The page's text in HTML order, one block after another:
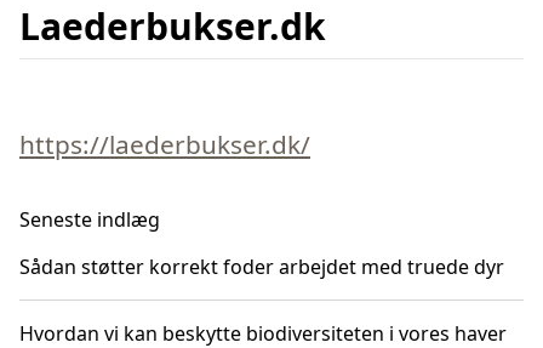
Laederbukser.dk
https://laederbukser.dk/
Seneste indlæg
Sådan støtter korrekt foder arbejdet med truede dyr
Hvordan vi kan beskytte biodiversiteten i vores haver